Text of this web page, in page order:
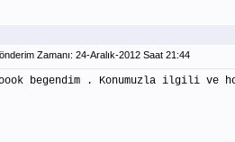
Zamanı: 24-Aralık-2012 Saat 21:44
begendim . Konumuzla ilgili ve